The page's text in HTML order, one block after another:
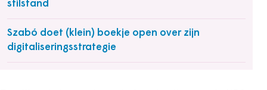
stilstand
Szabó doet (klein) boekje open over zijn
digitaliseringsstrategie